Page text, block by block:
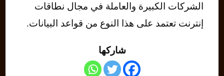
الشركات الكبيرة والعاملة في مجال نطاقات
إنترنت تعتمد على هذا النوع من قواعد البيانات.
شاركها